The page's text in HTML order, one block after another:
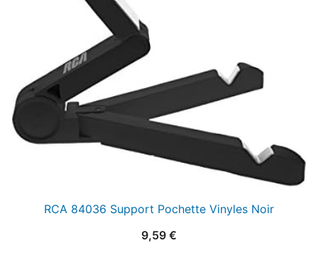
RCA 84036 Support Pochette Vinyles Noir
9,59 €